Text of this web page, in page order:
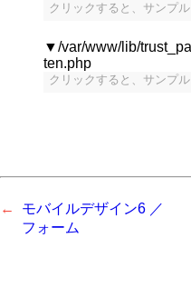
クリックすると、サンプ
▼/var/www/lib/
ten.php
クリックすると、サンプ
モバイルデザイン6 ／
フォーム